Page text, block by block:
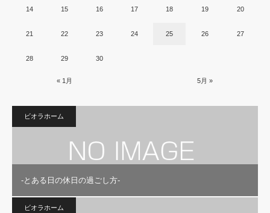
« 1月 5月 »
14 15 16 17 18 19 20
21 22 23 24 25 26 27
28 29 30
ビオラホーム
‐とある日の休日の過ごし方-
ビオラホーム